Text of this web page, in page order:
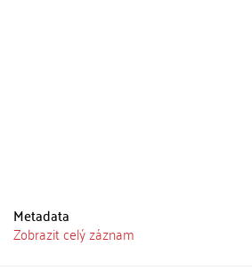
Metadata
Zobrazit celý záznam